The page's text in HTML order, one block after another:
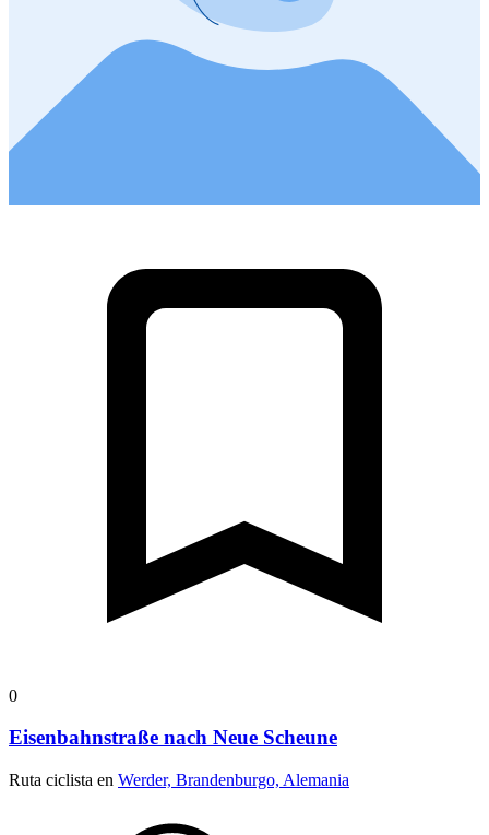
0
Eisenbahnstraße nach Neue Scheune
Ruta ciclista en Werder, Brandenburgo, Alemania